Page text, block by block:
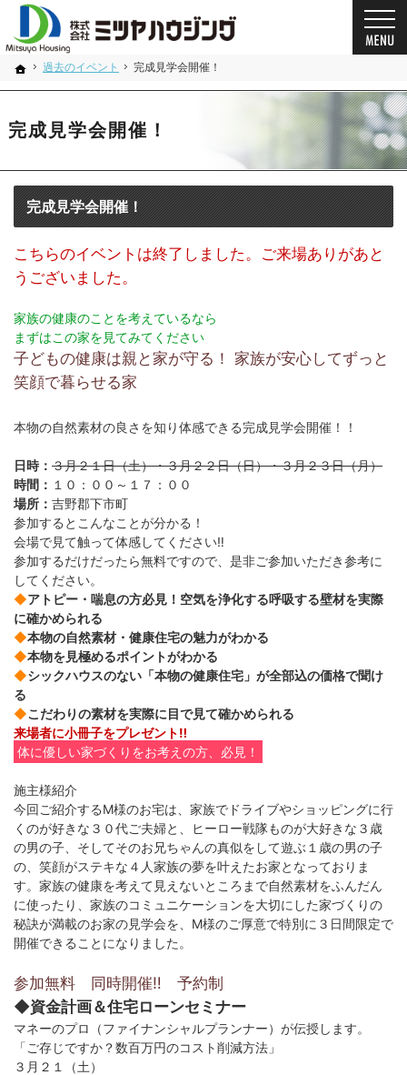
ホーム
過去のイベント 完成見学会開催！
完成見学会開催！
プロの目線からご提案。奈良県の注文住宅・新築戸建てを手がける工務店なら当社へ。
奈良県の安心の一戸建て｜ミツヤハウジング
完成見学会開催！
こちらのイベントは終了しました。ご来場ありがあと
うございました。
家族の健康のことを考えているなら
まずはこの家を見てみてください
子どもの健康は親と家が守る！ 家族が安心してずっと
笑顔で暮らせる家
本物の自然素材の良さを知り体感できる完成見学会開催！！
日時： ３月２１日（土）・３月２２日（日）・３月２３日（月）
時間： １０：００～１７：００
場所： 吉野郡下市町
参加するとこんなことが分かる！
会場で見て触って体感してください‼
参加するだけだったら無料ですので、是非ご参加いただき参考に
してください。
◆アトピー・喘息の方必見！空気を浄化する呼吸する壁材を実際
に確かめられる
◆本物の自然素材・健康住宅の魅力がわかる
◆本物を見極めるポイントがわかる
◆シックハウスのない「本物の健康住宅」が全部込の価格で聞け
る
◆こだわりの素材を実際に目で見て確かめられる
来場者に小冊子をプレゼント‼
体に優しい家づくりをお考えの方、必見！
施主様紹介
今回ご紹介するM様のお宅は、家族でドライブやショッピングに行
くのが好きな３０代ご夫婦と、ヒーロー戦隊ものが大好きな３歳
の男の子、そしてそのお兄ちゃんの真似をして遊ぶ１歳の男の子
の、笑顔がステキな４人家族の夢を叶えたお家となっておりま
す。家族の健康を考えて見えないところまで自然素材をふんだん
に使ったり、家族のコミュニケーションを大切にした家づくりの
秘訣が満載のお家の見学会を、M様のご厚意で特別に３日間限定で
開催できることになりました。
参加無料 同時開催‼ 予約制
◆資金計画＆住宅ローンセミナー
マネーのプロ（ファイナンシャルプランナー）が伝授します。
「ご存じですか？数百万円のコスト削減方法」
３月２１（土）